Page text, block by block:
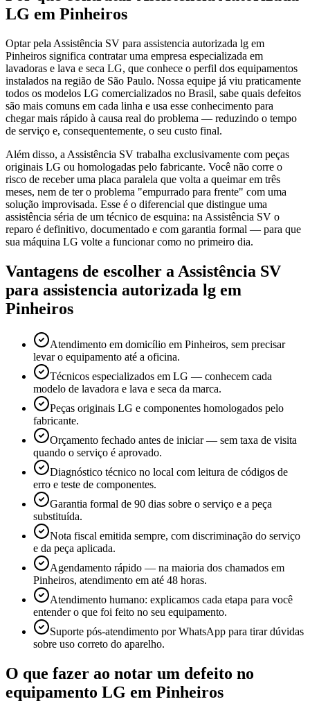
LG em Pinheiros
Optar pela Assistência SV para assistencia autorizada lg em
Pinheiros significa contratar uma empresa especializada em
lavadoras e lava e seca LG, que conhece o perfil dos equipamentos
instalados na região de São Paulo. Nossa equipe já viu praticamente
todos os modelos LG comercializados no Brasil, sabe quais defeitos
são mais comuns em cada linha e usa esse conhecimento para
chegar mais rápido à causa real do problema — reduzindo o tempo
de serviço e, consequentemente, o seu custo final.
Além disso, a Assistência SV trabalha exclusivamente com peças
originais LG ou homologadas pelo fabricante. Você não corre o
risco de receber uma placa paralela que volta a queimar em três
meses, nem de ter o problema "empurrado para frente" com uma
solução improvisada. Esse é o diferencial que distingue uma
assistência séria de um técnico de esquina: na Assistência SV o
reparo é definitivo, documentado e com garantia formal — para que
sua máquina LG volte a funcionar como no primeiro dia.
Vantagens de escolher a Assistência SV
para assistencia autorizada lg em
Pinheiros
Atendimento em domicílio em Pinheiros, sem precisar
levar o equipamento até a oficina.
Técnicos especializados em LG — conhecem cada
modelo de lavadora e lava e seca da marca.
Peças originais LG e componentes homologados pelo
fabricante.
Orçamento fechado antes de iniciar — sem taxa de visita
quando o serviço é aprovado.
Diagnóstico técnico no local com leitura de códigos de
erro e teste de componentes.
Garantia formal de 90 dias sobre o serviço e a peça
substituída.
Nota fiscal emitida sempre, com discriminação do serviço
e da peça aplicada.
Agendamento rápido — na maioria dos chamados em
Pinheiros, atendimento em até 48 horas.
Atendimento humano: explicamos cada etapa para você
entender o que foi feito no seu equipamento.
Suporte pós-atendimento por WhatsApp para tirar dúvidas
sobre uso correto do aparelho.
O que fazer ao notar um defeito no
equipamento LG em Pinheiros